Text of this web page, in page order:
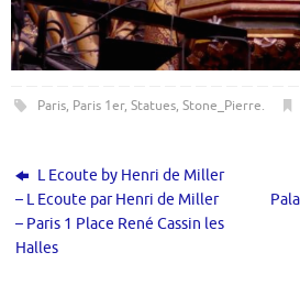
Paris, Paris 1er, Statues, Stone_Pierre.
L Ecoute by Henri de Miller
– L Ecoute par Henri de Miller
– Paris 1 Place René Cassin les
Halles